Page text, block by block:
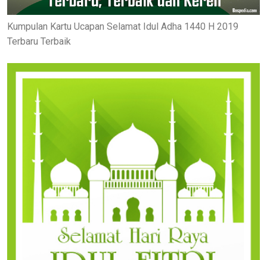
Kumpulan Kartu Ucapan Selamat Idul Adha 1440 H 2019
Terbaru Terbaik